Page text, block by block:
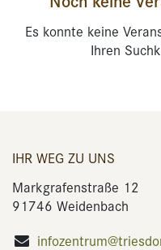
Es konnte keine
Ihren
IHR WEG ZU UNS
Markgrafenstraße 12
91746 Weidenbach